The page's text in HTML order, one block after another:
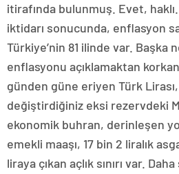
itirafında bulunmuş. Evet, haklı.
iktidarı sonucunda, enflasyon
Türkiye’nin 81 ilinde var. Başka
enflasyonu açıklamaktan
günden güne eriyen Türk Lirası,
değiştirdiğiniz eksi rezervdeki
ekonomik buhran, derinleşen
emekli maaşı, 17 bin 2 liralık
liraya çıkan açlık sınırı var.